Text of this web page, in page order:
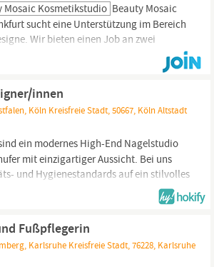
Mosaic Kosmetikstudio Beauty Mosaic
sucht eine Unterstützung im Bereich
Wir bieten einen Job an zwei
am Main und in Neu-Isenburg. Unser
um die Gesichtsbehandlungen,
Fußpflege und Wimpern. Wie sieht die
junges und freundliches Team in
innen
Köln Kreisfreie Stadt, 50667, Köln Altstadt
ein modernes High-End Nagelstudio
mit einzigartiger Aussicht. Bei uns
und Hygienestandards auf ein stilvolles
nur mit unbedenklichen Produkten und
hochwertigen Kundenstamm.
Fußpflegerin
Karlsruhe Kreisfreie Stadt, 76228, Karlsruhe